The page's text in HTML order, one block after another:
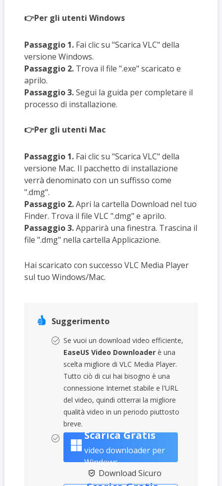
👉Per gli utenti Windows
Passaggio 1.Fai clic su "Scarica VLC" della
versione Windows.
Passaggio 2.Trova il file ".exe" scaricato e
aprilo.
Passaggio 3.Segui la guida per completare il
processo di installazione.
👉Per gli utenti Mac
Passaggio 1.Fai clic su "Scarica VLC" della
versione Mac. Il pacchetto di installazione
verrà denominato con un suffisso come
".dmg".
Passaggio 2.Apri la cartella Download nel tuo
Finder. Trova il file VLC ".dmg" e aprilo.
Passaggio 3.Apparirà una finestra. Trascina il
file ".dmg" nella cartella Applicazione.
Hai scaricato con successo VLC Media Player
sul tuo Windows/Mac.
 Suggerimento
Se vuoi un download video efficiente,
EaseUS Video Downloaderè una
scelta migliore di VLC Media Player.
Tutto ciò di cui hai bisogno è una
connessione Internet stabile e l'URL
del video, quindi otterrai la migliore
qualità video in un periodo piuttosto
breve.
Scarica Gratis
video downloader per
Windows
 Download Sicuro